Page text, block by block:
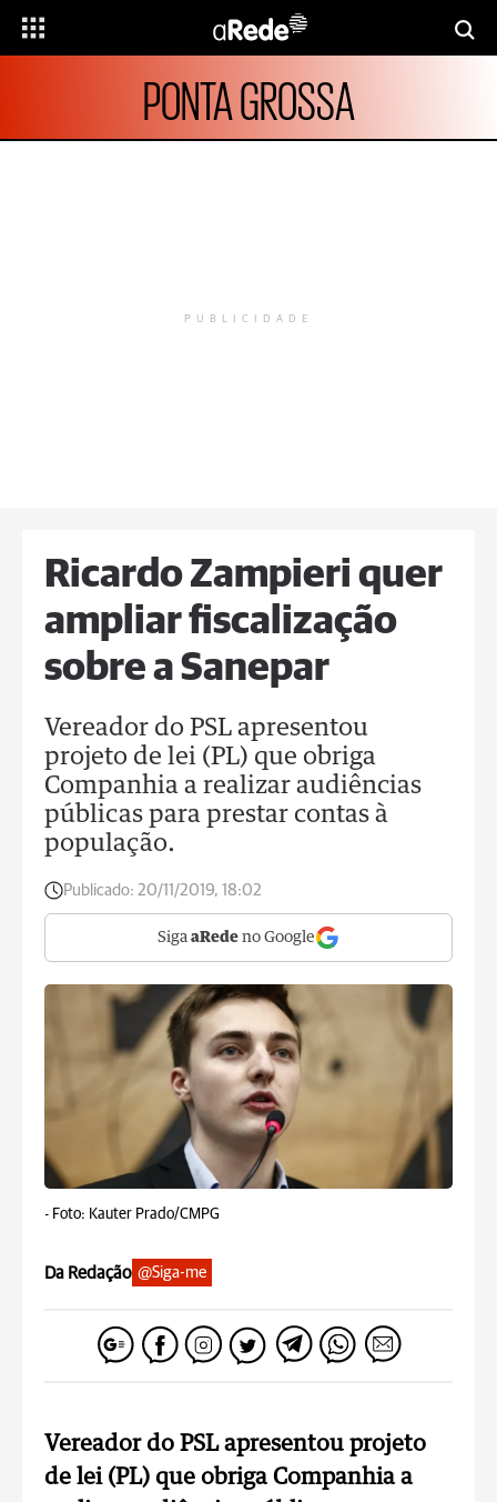
PONTA GROSSA
PUBLICIDADE
Ricardo Zampieri quer
ampliar fiscalização
sobre a Sanepar
Vereador do PSL apresentou
projeto de lei (PL) que obriga
Companhia a realizar audiências
públicas para prestar contas à
população.
Publicado: 20/11/2019, 18:02
Siga aRede no Google
- Foto: Kauter Prado/CMPG
Da Redação @Siga-me
Vereador do PSL apresentou projeto
de lei (PL) que obriga Companhia a